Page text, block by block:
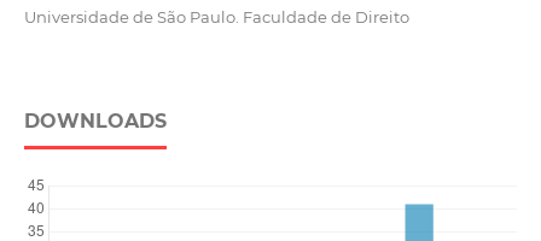
Universidade de São Paulo. Faculdade de Direito
DOWNLOADS